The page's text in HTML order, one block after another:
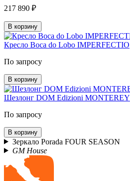
217 890 ₽
В корзину
Кресло Boca do Lobo IMPERFECTIO
По запросу
В корзину
Шезлонг DOM Edizioni MONTEREY
По запросу
В корзину
Зеркало Porada FOUR SEASON
GM House